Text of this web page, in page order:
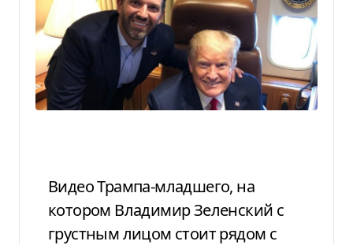
Видео Трампа-младшего, на
котором Владимир Зеленский с
грустным лицом стоит рядом с